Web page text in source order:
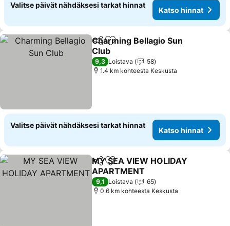
Valitse päivät nähdäksesi tarkat hinnat
Katso hinnat
Jaa Lisää suosikkeihin
Charming Bellagio Sun
Club
9,3 Loistava
58
1.4 km kohteesta Keskusta
Valitse päivät nähdäksesi tarkat hinnat
Katso hinnat
Jaa Lisää suosikkeihin
MY SEA VIEW HOLIDAY
APARTMENT
9,1 Loistava
65
0.6 km kohteesta Keskusta